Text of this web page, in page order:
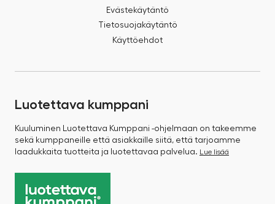
Evästekäytäntö
Tietosuojakäytäntö
Käyttöehdot
Luotettava kumppani
Kuuluminen Luotettava Kumppani -ohjelmaan on takeemme
sekä kumppaneille että asiakkaille siitä, että tarjoamme
laadukkaita tuotteita ja luotettavaa palvelua.
Lue lisää